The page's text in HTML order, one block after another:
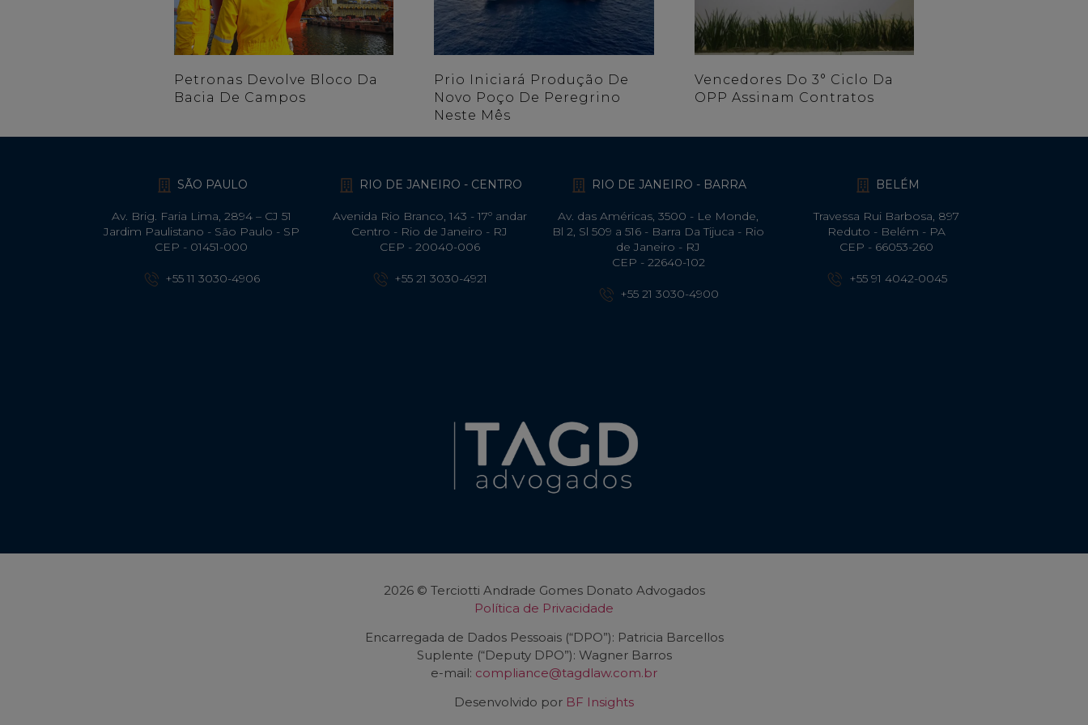
Petronas Devolve Bloco Da
Bacia De Campos
Prio Iniciará Produção De
Novo Poço De Peregrino
Neste Mês
Vencedores Do 3° Ciclo Da
OPP Assinam Contratos
SÃO PAULO
Av. Brig. Faria Lima, 2894 – CJ 51
Jardim Paulistano - São Paulo - SP
CEP - 01451-000
+55 11 3030-4906
RIO DE JANEIRO - CENTRO
Avenida Rio Branco, 143 - 17º andar
Centro - Rio de Janeiro - RJ
CEP - 20040-006
+55 21 3030-4921
RIO DE JANEIRO - BARRA
Av. das Américas, 3500 - Le Monde,
Bl 2, Sl 509 a 516 - Barra Da Tijuca - Rio
de Janeiro - RJ
CEP - 22640-102​
+55 21 3030-4900
BELÉM
Travessa Rui Barbosa, 897
Reduto - Belém - PA
CEP - 66053-260
+55 91 4042-0045
2026 © Terciotti Andrade Gomes Donato Advogados
Política de Privacidade
Encarregada de Dados Pessoais (“DPO”): Patricia Barcellos
Suplente (“Deputy DPO”): Wagner Barros
e-mail: compliance@tagdlaw.com.br
Desenvolvido por BF Insights